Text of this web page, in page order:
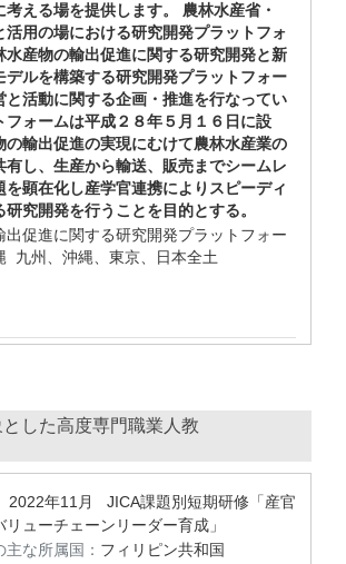
考える場を提供します。 農林水産省・
活用の場における研究開発プラットフォ
水産物の輸出促進に関する研究開発と新
デルを構築する研究開発プラットフォー
と活動に関する企画・推進を行なってい
フォームは平成２８年５月１６日に設
の輸出促進の実現にむけて農林水産業の
有し、生産から輸送、販売までシームレ
を顕在化し産学官連携によりスピーディ
究開発を行うことを目的とする。
出促進に関する研究開発プラットフォー
九州、沖縄、東京、日本全土
した高度専門職業人教
2022年11月
JICA課題別短期研修「産官
ューチェーンリーダー育成」
な所属国： フィリピン共和国